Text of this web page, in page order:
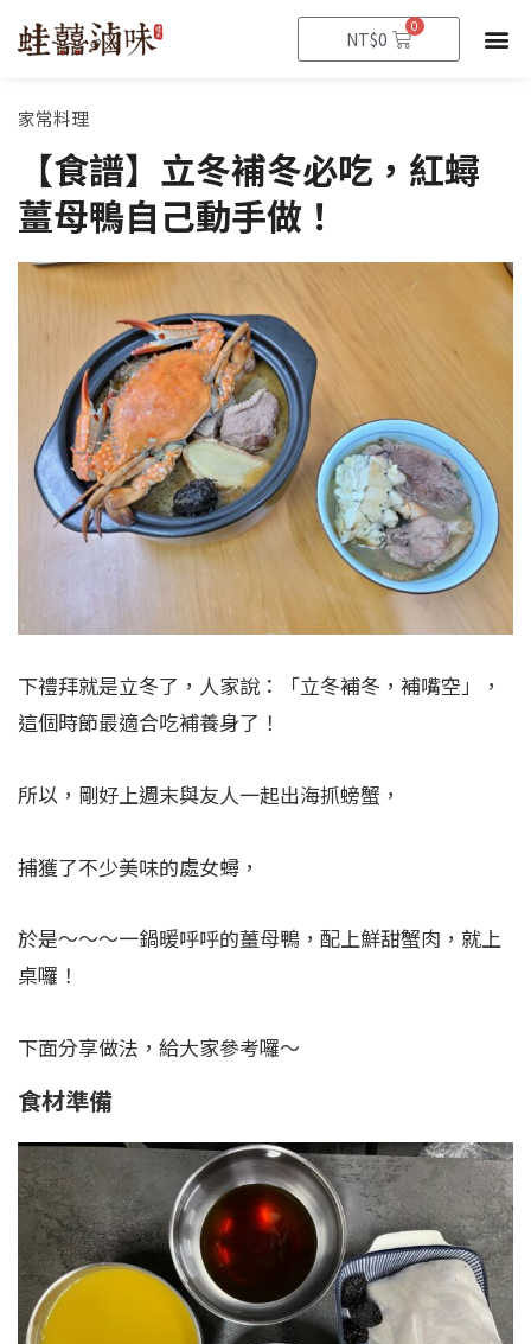
NT$0
0
購
物
籃
家常料理
【食譜】立冬補冬必吃，紅蟳
薑母鴨自己動手做！
下禮拜就是立冬了，人家說：「立冬補冬，補嘴空」，
這個時節最適合吃補養身了！
所以，剛好上週末與友人一起出海抓螃蟹，
捕獲了不少美味的處女蟳，
於是～～～一鍋暖呼呼的薑母鴨，配上鮮甜蟹肉，就上
桌囉！
下面分享做法，給大家參考囉～
食材準備